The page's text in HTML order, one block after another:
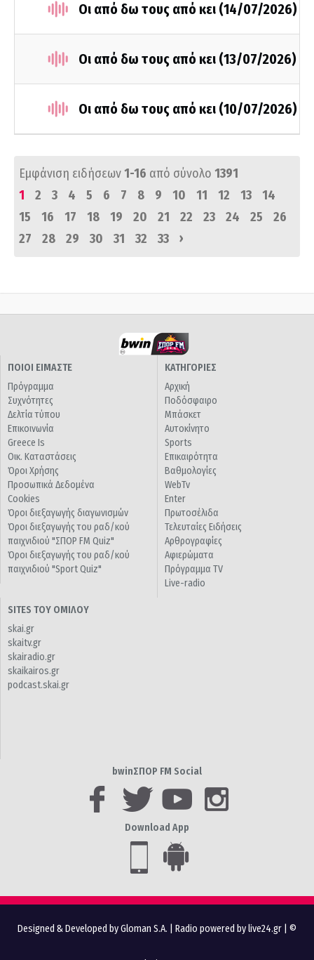
Οι από δω τους από κει (14/07/2026)
Οι από δω τους από κει (13/07/2026)
Οι από δω τους από κει (10/07/2026)
Εμφάνιση ειδήσεων1-16 από σύνολο 1391
1
2 3 4 5 6 7 8 9 10 11 12 13
14
15
16 17 18 19 20 21 22 23 24 25
26
27
28 29 30 31 32 33 ›
ΠΟΙΟΙ ΕΙΜΑΣΤΕ
Πρόγραμμα
Συχνότητες
Δελτία τύπου
Επικοινωνία
Greece Is
Οικ. Καταστάσεις
Όροι Χρήσης
Προσωπικά Δεδομένα
Cookies
Όροι διεξαγωγής διαγωνισμών
Όροι διεξαγωγής του ραδ/κού
παιχνιδιού "ΣΠΟΡ FM Quiz"
Όροι διεξαγωγής του ραδ/κού
παιχνιδιού "Sport Quiz"
ΚΑΤΗΓΟΡΙΕΣ
Αρχική
Ποδόσφαιρο
Μπάσκετ
Αυτοκίνητο
Sports
Επικαιρότητα
Βαθμολογίες
WebTv
Enter
Πρωτοσέλιδα
Τελευταίες Ειδήσεις
Αρθρογραφίες
Αφιερώματα
Πρόγραμμα TV
Live-radio
SITES ΤΟΥ ΟΜΙΛΟΥ
skai.gr
skaitv.gr
skairadio.gr
skaikairos.gr
podcast.skai.gr
bwinΣΠΟΡ FM Social
Download App
Designed & Developed by Gloman S.A. Radio powered by live24.gr | ©